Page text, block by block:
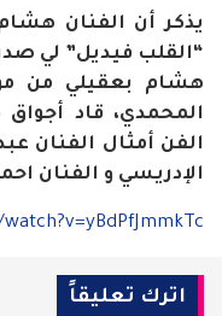
يذكر أن الفنان
“القلب فيديل” لي صدرو
المحمدي، قاد
الفن أمثال الفنان
الإدريسي و الفنان
اترك تعليقاً